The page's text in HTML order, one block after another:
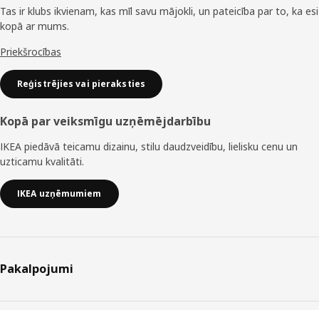
Tas ir klubs ikvienam, kas mīl savu mājokli, un pateicība par to, ka esi
kopā ar mums.
Priekšrocības
Reģistrējies vai pieraksties
Kopā par veiksmīgu uzņēmējdarbību
IKEA piedāvā teicamu dizainu, stilu daudzveidību, lielisku cenu un
uzticamu kvalitāti.
IKEA uzņēmumiem
Pakalpojumi